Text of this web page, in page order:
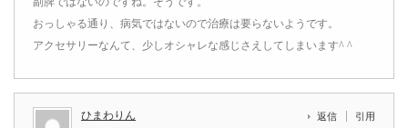
おっしゃる通り、病気ではないので治療は要らないようです。
アクセサリーなんて、少しオシャレな感じさえしてしまいます^ ^
ひまわりん 返信 引用